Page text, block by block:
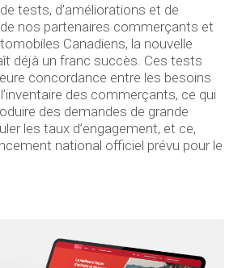
tests, d’améliorations et de
nos partenaires commerçants et
Canadiens, la nouvelle
déjà un franc succès. Ces tests
concordance entre les besoins
des commerçants, ce qui
des demandes de grande
les taux d’engagement, et ce,
national officiel prévu pour le